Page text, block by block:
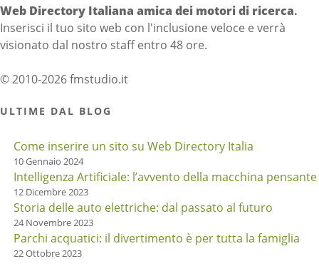
Web Directory Italiana amica dei motori di ricerca.
Inserisci il tuo sito web con l'inclusione veloce e verrà
visionato dal nostro staff entro 48 ore.
© 2010-2026 fmstudio.it
ULTIME DAL BLOG
Come inserire un sito su Web Directory Italia
10 Gennaio 2024
Intelligenza Artificiale: l’avvento della macchina pensante
12 Dicembre 2023
Storia delle auto elettriche: dal passato al futuro
24 Novembre 2023
Parchi acquatici: il divertimento è per tutta la famiglia
22 Ottobre 2023